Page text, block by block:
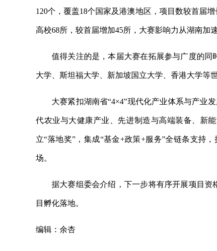
120个，覆盖18个国家及港澳地区，项目数较首届
高校68所，较首届增加45所，大赛影响力从湖南加
值得关注的是，本届大赛在拓展参与广度的
大学、斯坦福大学、新加坡国立大学、香港大学等
大赛紧扣湖南省“4×4”现代化产业体系与产业
代农业与大健康产业、先进制造与高端装备、新
立“落地奖”，集成“基金+政策+服务”全链条支持
场。
据大赛组委会介绍，下一步将有序开展项目
目孵化落地。
编辑：余杏